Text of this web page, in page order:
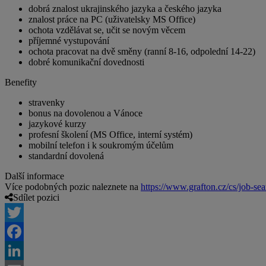
dobrá znalost ukrajinského jazyka a českého jazyka
znalost práce na PC (uživatelsky MS Office)
ochota vzdělávat se, učit se novým věcem
příjemné vystupování
ochota pracovat na dvě směny (ranní 8-16, odpolední 14-22)
dobré komunikační dovednosti
Benefity
stravenky
bonus na dovolenou a Vánoce
jazykové kurzy
profesní školení (MS Office, interní systém)
mobilní telefon i k soukromým účelům
standardní dovolená
Další informace
Více podobných pozic naleznete na https://www.grafton.cz/cs/job-
Sdílet pozici
Twitter
Facebook